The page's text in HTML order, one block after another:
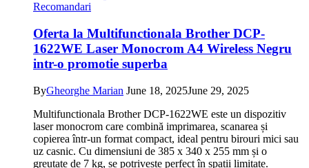
Beko
25
L,
900W,
Grill,
Negru
–
promotie
cu
oferta
foarte
buna
Recomandari
Oferta la Multifunctionala Brother DCP-
1622WE Laser Monocrom A4 Wireless Negru
intr-o promotie superba
ByGheorghe Marian June 18, 2025June 29, 2025
Multifunctionala Brother DCP-1622WE este un dispozitiv
laser monocrom care combină imprimarea, scanarea și
copierea într-un format compact, ideal pentru birouri mici sau
uz casnic. Cu dimensiuni de 385 x 340 x 255 mm și o
greutate de 7 kg, se potrivește perfect în spații limitate.